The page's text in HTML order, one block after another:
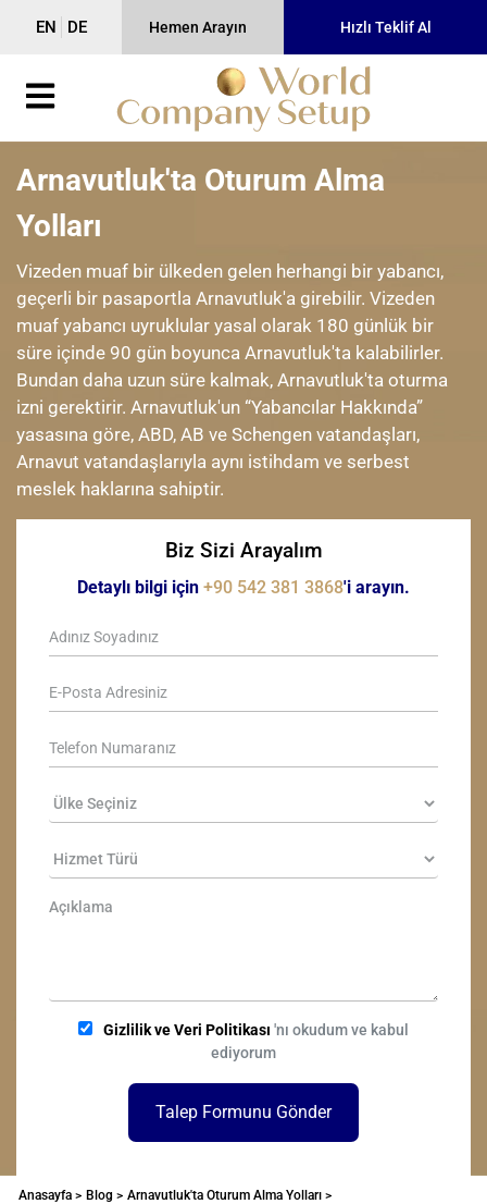
EN DE Hemen Arayın Hızlı Teklif Al
Arnavutluk'ta Oturum Alma
Yolları
Vizeden muaf bir ülkeden gelen herhangi bir yabancı,
geçerli bir pasaportla Arnavutluk'a girebilir. Vizeden
muaf yabancı uyruklular yasal olarak 180 günlük bir
süre içinde 90 gün boyunca Arnavutluk'ta kalabilirler.
Bundan daha uzun süre kalmak, Arnavutluk'ta oturma
izni gerektirir. Arnavutluk'un “Yabancılar Hakkında”
yasasına göre, ABD, AB ve Schengen vatandaşları,
Arnavut vatandaşlarıyla aynı istihdam ve serbest
meslek haklarına sahiptir.
Biz Sizi Arayalım
Detaylı bilgi için +90 542 381 3868'i arayın.
Gizlilik ve Veri Politikası 'nı okudum ve kabul
ediyorum
Talep Formunu Gönder
Anasayfa > Blog > Arnavutluk'ta Oturum Alma Yolları >